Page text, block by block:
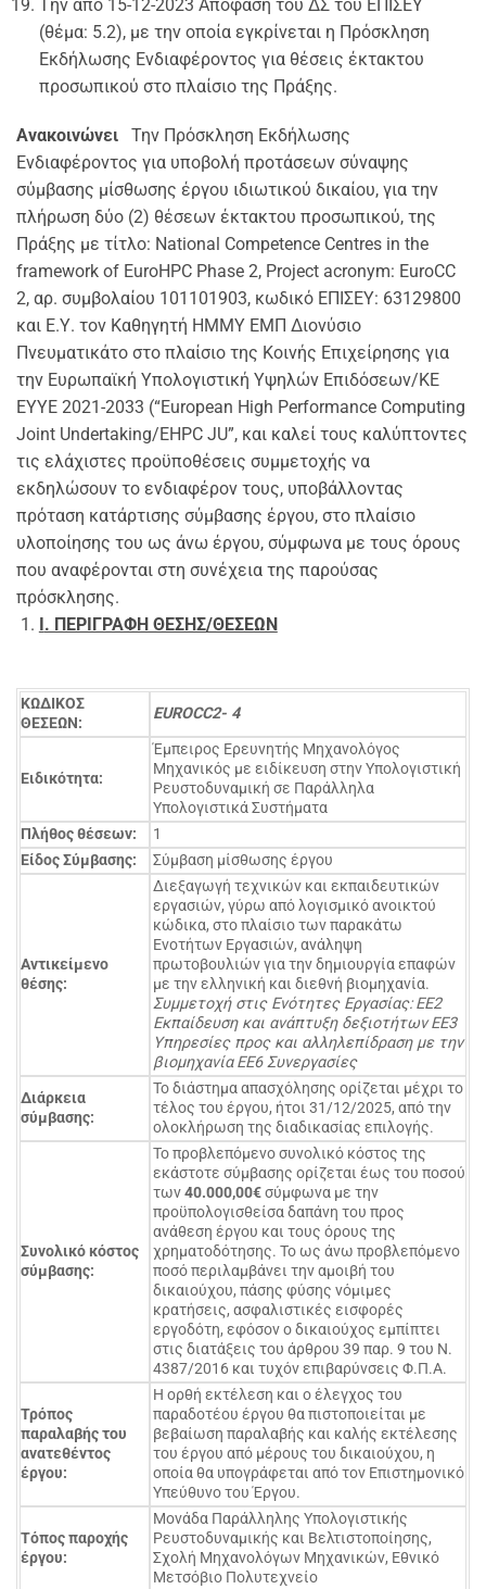
Tην από 15-12-2023 Απόφαση του ΔΣ του ΕΠΙΣΕΥ
(θέμα: 5.2), με την οποία εγκρίνεται η Πρόσκληση
Εκδήλωσης Ενδιαφέροντος για θέσεις έκτακτου
προσωπικού στο πλαίσιο της Πράξης.
Ανακοινώνει
Την Πρόσκληση Εκδήλωσης
Ενδιαφέροντος για υποβολή προτάσεων σύναψης
σύμβασης μίσθωσης έργου ιδιωτικού δικαίου, για την
πλήρωση δύο (2) θέσεων έκτακτου προσωπικού, της
Πράξης με τίτλο: National Competence Centres in the
framework of EuroHPC Phase 2, Project acronym: EuroCC
2, αρ. συμβολαίου 101101903, κωδικό ΕΠΙΣΕΥ: 63129800
και Ε.Υ. τον Καθηγητή ΗΜΜΥ ΕΜΠ Διονύσιο
Πνευματικάτο στο πλαίσιο της Κοινής Επιχείρησης για
την Ευρωπαϊκή Υπολογιστική Υψηλών Επιδόσεων/ΚΕ
ΕΥΥΕ 2021-2033 (“European High Performance Computing
Joint Undertaking/EHPC JU”, και καλεί τους καλύπτοντες
τις ελάχιστες προϋποθέσεις συμμετοχής να
εκδηλώσουν το ενδιαφέρον τους, υποβάλλοντας
πρόταση κατάρτισης σύμβασης έργου, στο πλαίσιο
υλοποίησης του ως άνω έργου, σύμφωνα με τους όρους
που αναφέρονται στη συνέχεια της παρούσας
πρόσκλησης.
. ΠΕΡΙΓΡΑΦΗ ΘΕΣΗΣ/ΘΕΣΕΩΝ
ΚΩΔΙΚΟΣ
ΘΕΣΕΩΝ:
EUROCC2- 4
Ειδικότητα:
Έμπειρος Ερευνητής Μηχανολόγος
Μηχανικός με ειδίκευση στην Υπολογιστική
Ρευστοδυναμική σε Παράλληλα
Υπολογιστικά Συστήματα
Πλήθος θέσεων:
1
Είδος Σύμβασης:
Σύμβαση μίσθωσης έργου
Αντικείμενο
θέσης:
Διεξαγωγή τεχνικών και εκπαιδευτικών
εργασιών, γύρω από λογισμικό ανοικτού
κώδικα, στο πλαίσιο των παρακάτω
Ενοτήτων Εργασιών, ανάληψη
πρωτοβουλιών για την δημιουργία επαφών
με την ελληνική και διεθνή βιομηχανία.
Συμμετοχή στις Ενότητες Εργασίας: EE2
Εκπαίδευση και ανάπτυξη δεξιοτήτων EE3
Υπηρεσίες προς και αλληλεπίδραση με την
βιομηχανία EE6 Συνεργασίες
Διάρκεια
σύμβασης:
Το διάστημα απασχόλησης ορίζεται μέχρι το
τέλος του έργου, ήτοι 31/12/2025, από την
ολοκλήρωση της διαδικασίας επιλογής.
Συνολικό κόστος
σύμβασης:
Το προβλεπόμενο συνολικό κόστος της
εκάστοτε σύμβασης ορίζεται έως του ποσού
των40.000,00€σύμφωνα με την
προϋπολογισθείσα δαπάνη του προς
ανάθεση έργου και τους όρους της
χρηματοδότησης. Το ως άνω προβλεπόμενο
ποσό περιλαμβάνει την αμοιβή του
δικαιούχου, πάσης φύσης νόμιμες
κρατήσεις, ασφαλιστικές εισφορές
εργοδότη, εφόσον ο δικαιούχος εμπίπτει
στις διατάξεις του άρθρου 39 παρ. 9 του Ν.
4387/2016 και τυχόν επιβαρύνσεις Φ.Π.Α.
Τρόπος
παραλαβής του
ανατεθέντος
έργου:
Η ορθή εκτέλεση και ο έλεγχος του
παραδοτέου έργου θα πιστοποιείται με
βεβαίωση παραλαβής και καλής εκτέλεσης
του έργου από μέρους του δικαιούχου, η
οποία θα υπογράφεται από τον Επιστημονικό
Υπεύθυνο του Έργου.
Τόπος παροχής
έργου:
Μονάδα Παράλληλης Υπολογιστικής
Ρευστοδυναμικής και Βελτιστοποίησης,
Σχολή Μηχανολόγων Μηχανικών, Εθνικό
Μετσόβιο Πολυτεχνείο